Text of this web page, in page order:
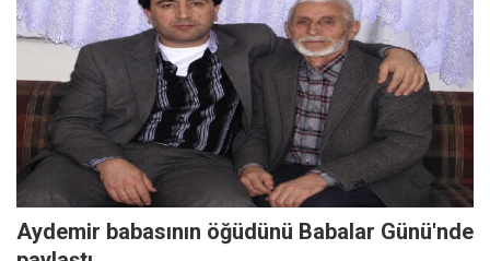
Aydemir babasının öğüdünü Babalar Günü'nde